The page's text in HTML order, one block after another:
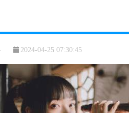
2024-04-25 07:30:45